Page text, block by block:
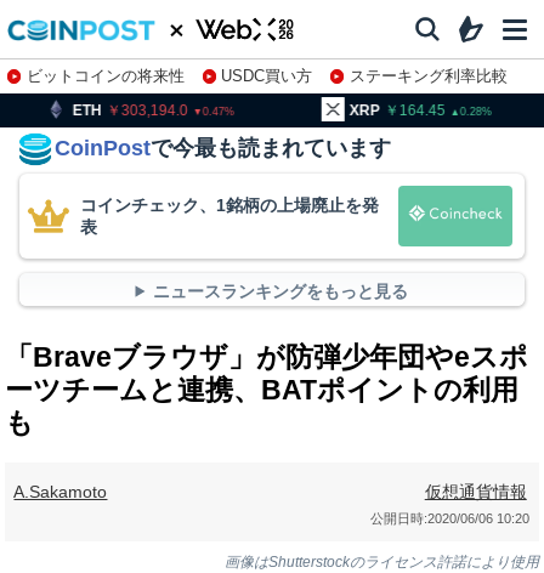
ビットコインの将来性 USDC買い方
ステーキング利率比較
株特集・関連銘柄
303,194.0 0.47 XRP 164.45 0.28
CoinPostで今最も読まれています
コインチェック、1銘柄の上場廃止を発
表
ニュースランキングをもっと見る
「Braveブラウザ」が防弾少年団やeスポ
ーツチームと連携、BATポイントの利用
も
A.Sakamoto 仮想通貨情報
公開日時:2020/06/06 10:20
画像はShutterstockのライセンス許諾により使用